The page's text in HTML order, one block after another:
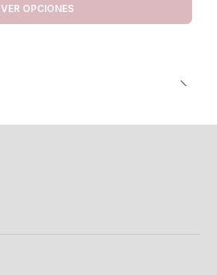
VER OPCIONES